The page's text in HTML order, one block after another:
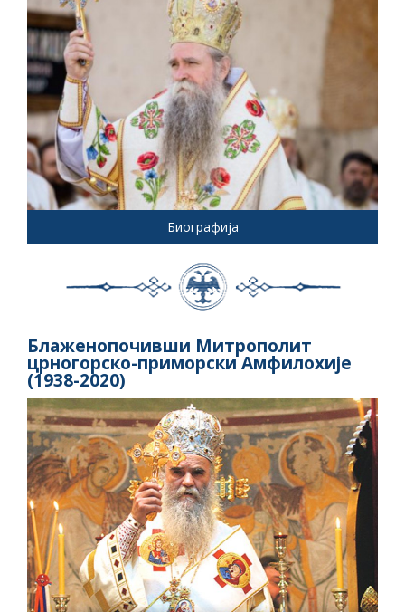
Биографија
Блаженопочивши Митрополит
црногорско-приморски Амфилохије
(1938-2020)